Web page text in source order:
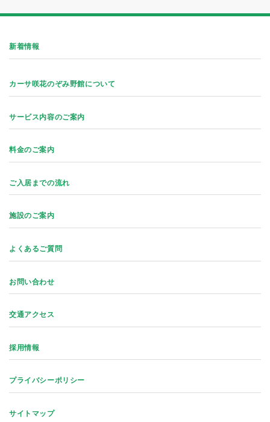
新着情報
カーサ咲花のぞみ野館について
サービス内容のご案内
料金のご案内
ご入居までの流れ
施設のご案内
よくあるご質問
お問い合わせ
交通アクセス
採用情報
プライバシーポリシー
サイトマップ